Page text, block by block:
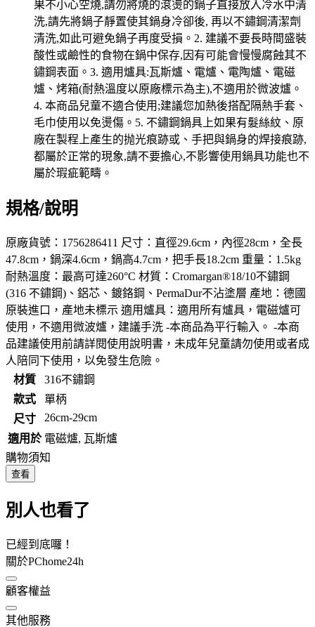
規格/說明
原廠貨號：1756286411 尺寸：直徑29.6cm，內徑28cm，全長
47.8cm，鍋深4.6cm，鍋高4.7cm，把手長18.2cm 重量：1.5kg
耐熱溫度：最高可達260°C 材質：Cromargan®18/10不鏽鋼
(316 不鏽鋼)、鋁芯、鍍鉻鋼、PermaDur不沾塗層 產地：德國
原裝進口，產地未標示 適用爐具：適用所有爐具，電磁爐可
使用，不適用微波爐，建議手洗 -本商品為平行輸入。 -本商
品建議使用前請詳閱使用說明書，未成年兒童請勿使用或者成
人陪同下使用，以免發生危險。
材質
316不鏽鋼
款式
單柄
尺寸
26cm-29cm
適用於 電磁爐, 瓦斯爐
購物須知
查看
別人也看了
已經到底囉！
關於PChome24h
顧客權益
其他服務